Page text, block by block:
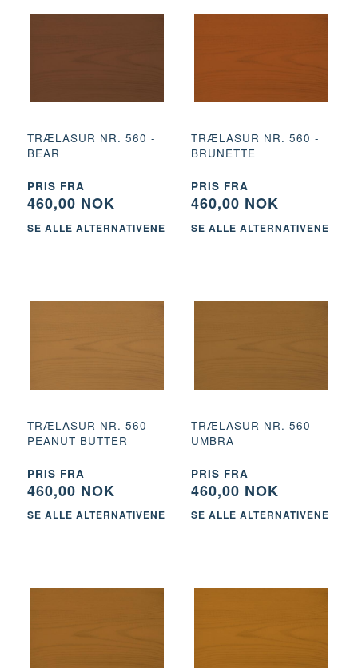
TRÆLASUR NR. 560 -
BEAR
PRIS FRA
460,00 NOK
SE ALLE ALTERNATIVENE
TRÆLASUR NR. 560 -
BRUNETTE
PRIS FRA
460,00 NOK
SE ALLE ALTERNATIVENE
TRÆLASUR NR. 560 -
PEANUT BUTTER
PRIS FRA
460,00 NOK
SE ALLE ALTERNATIVENE
TRÆLASUR NR. 560 -
UMBRA
PRIS FRA
460,00 NOK
SE ALLE ALTERNATIVENE